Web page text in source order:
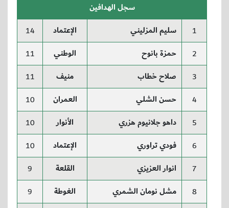
سجل الهدافين
1 سليم المزليني الإعتماد
14
2
حمزة بانوح الوطني
11
3
صلاح خطاب منيف
11
4
حسن الشلي العمران
10
5
داهو جلانيوم هزري الأنوار
10
6
فودي تراوري الإعتماد
10
7
انوار العزيزي القلعة
9
8
مشل نومان الشمري الغوطة
9